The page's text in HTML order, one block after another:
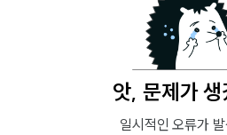
앗, 문제가
일시적인 오류가